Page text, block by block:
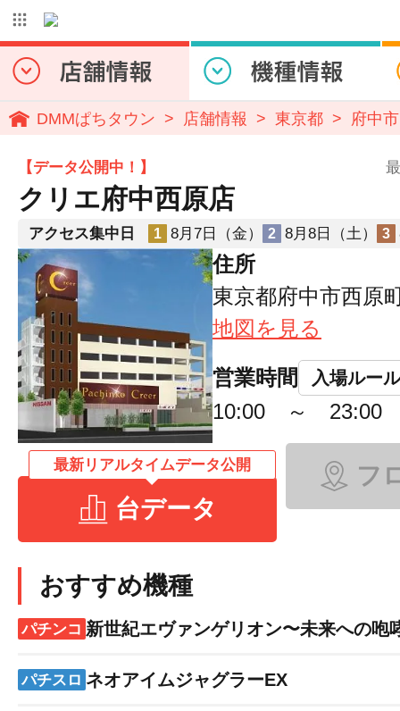
DMMぱちタウン 店舗情報 東京都 府中市
【データ公開中！】
クリエ府中西原店
アクセス集中日 1 8月7日（金） 2 8月8日（土） 3
住所
東京都府中市西原
地図を見る
営業時間 入場ルール
10:00 ～ 23:00
最新リアルタイムデータ公開
台データ
フ
おすすめ機種
パチンコ 新世紀エヴァンゲリオン〜未来への咆
パチスロ ネオアイムジャグラーEX